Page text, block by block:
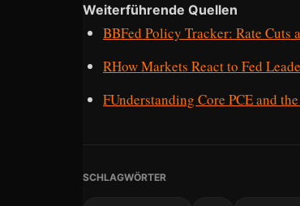
Weiterführende Quellen
BBFed Policy Tracker: Rate
RHow Markets React to Fed
FUnderstanding Core PCE and
SCHLAGWÖRTER